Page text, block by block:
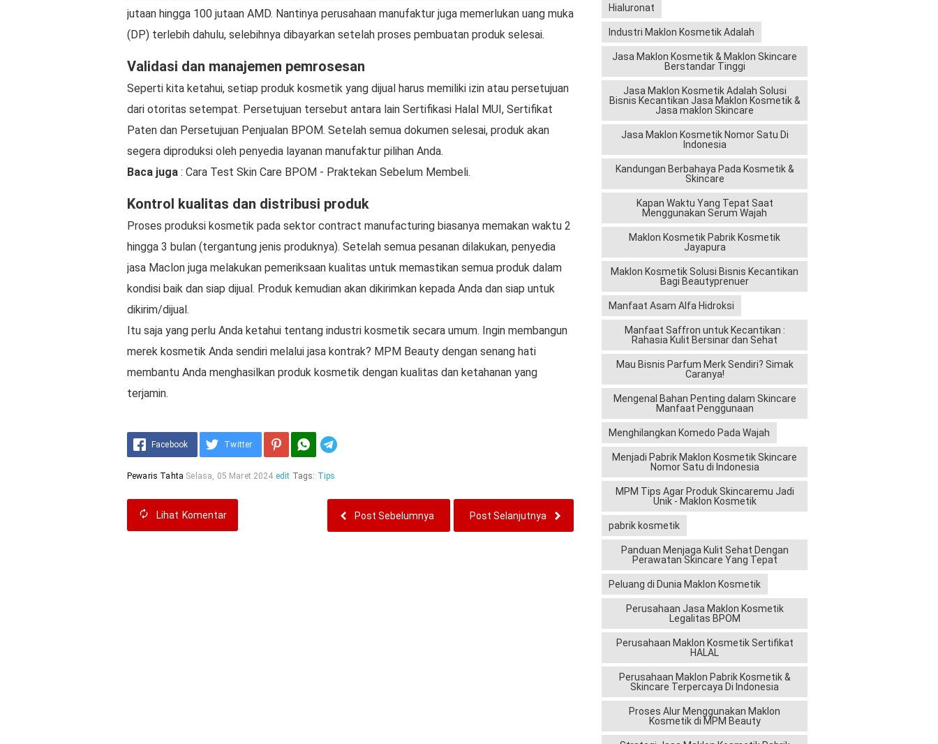
jutaan hingga 100 jutaan AMD. Nantinya perusahaan manufaktur juga memerlukan uang muka
(DP) terlebih dahulu, selebihnya dibayarkan setelah proses pembuatan produk selesai.
Validasi dan manajemen pemrosesan
Seperti kita ketahui, setiap produk kosmetik yang dijual harus memiliki izin atau persetujuan
dari otoritas setempat. Persetujuan tersebut antara lain Sertifikasi Halal MUI, Sertifikat
Paten dan Persetujuan Penjualan BPOM. Setelah semua dokumen selesai, produk akan
segera diproduksi oleh penyedia layanan manufaktur pilihan Anda.
Baca juga : Cara Test Skin Care BPOM - Praktekan Sebelum Membeli.
Kontrol kualitas dan distribusi produk
Proses produksi kosmetik pada sektor contract manufacturing biasanya memakan waktu 2
hingga 3 bulan (tergantung jenis produknya). Setelah semua pesanan dilakukan, penyedia
jasa Maclon juga melakukan pemeriksaan kualitas untuk memastikan semua produk dalam
kondisi baik dan siap dijual. Produk kemudian akan dikirimkan kepada Anda dan siap untuk
dikirim/dijual.
Itu saja yang perlu Anda ketahui tentang industri kosmetik secara umum. Ingin membangun
merek kosmetik Anda sendiri melalui jasa kontrak? MPM Beauty dengan senang hati
membantu Anda menghasilkan produk kosmetik dengan kualitas dan ketahanan yang
terjamin.
Facebook Twitter
Pewaris Tahta Selasa, 05 Maret 2024 edit Tags: Tips
Lihat Komentar Post Selanjutnya
Post Sebelumnya
Hialuronat
Industri Maklon Kosmetik Adalah
Jasa Maklon Kosmetik & Maklon Skincare
Berstandar Tinggi
Jasa Maklon Kosmetik Adalah Solusi
Bisnis Kecantikan Jasa Maklon Kosmetik &
Jasa maklon Skincare
Jasa Maklon Kosmetik Nomor Satu Di
Indonesia
Kandungan Berbahaya Pada Kosmetik &
Skincare
Kapan Waktu Yang Tepat Saat
Menggunakan Serum Wajah
Maklon Kosmetik Pabrik Kosmetik
Jayapura
Maklon Kosmetik Solusi Bisnis Kecantikan
Bagi Beautyprenuer
Manfaat Asam Alfa Hidroksi
Manfaat Saffron untuk Kecantikan :
Rahasia Kulit Bersinar dan Sehat
Mau Bisnis Parfum Merk Sendiri? Simak
Caranya!
Mengenal Bahan Penting dalam Skincare
Manfaat Penggunaan
Menghilangkan Komedo Pada Wajah
Menjadi Pabrik Maklon Kosmetik Skincare
Nomor Satu di Indonesia
MPM Tips Agar Produk Skincaremu Jadi
Unik - Maklon Kosmetik
pabrik kosmetik
Panduan Menjaga Kulit Sehat Dengan
Perawatan Skincare Yang Tepat
Peluang di Dunia Maklon Kosmetik
Perusahaan Jasa Maklon Kosmetik
Legalitas BPOM
Perusahaan Maklon Kosmetik Sertifikat
HALAL
Perusahaan Maklon Pabrik Kosmetik &
Skincare Terpercaya Di Indonesia
Proses Alur Menggunakan Maklon
Kosmetik di MPM Beauty